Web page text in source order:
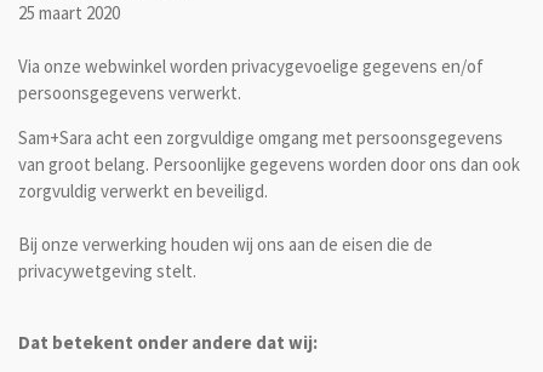
25 maart 2020
Via onze webwinkel worden privacygevoelige gegevens en/of
persoonsgegevens verwerkt.
Sam+Sara acht een zorgvuldige omgang met persoonsgegevens
van groot belang. Persoonlijke gegevens worden door ons dan ook
zorgvuldig verwerkt en beveiligd.
Bij onze verwerking houden wij ons aan de eisen die de
privacywetgeving stelt.
Dat betekent onder andere dat wij: